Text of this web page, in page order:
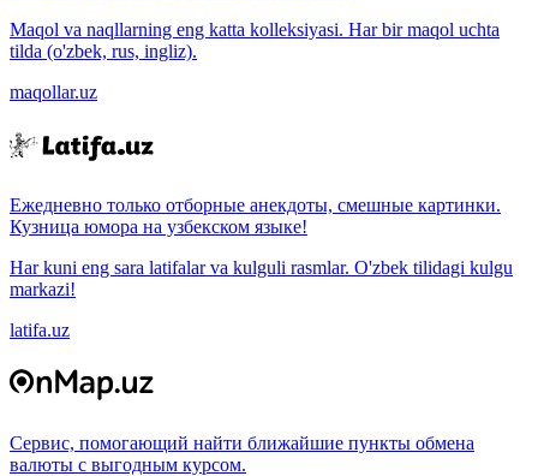
Maqol va naqllarning eng katta kolleksiyasi. Har bir maqol uchta
tilda (o'zbek, rus, ingliz).
maqollar.uz
Ежедневно только отборные анекдоты, смешные картинки.
Кузница юмора на узбекском языке!
Har kuni eng sara latifalar va kulguli rasmlar. O'zbek tilidagi kulgu
markazi!
latifa.uz
Сервис, помогающий найти ближайшие пункты обмена
валюты с выгодным курсом.